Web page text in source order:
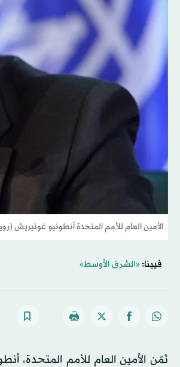
الأمين العام للأمم المتحدة أنطونيو غوتيريش
فيينا: «الشرق الأوسط»
ثمّن الأمين العام للأمم المتحدة،